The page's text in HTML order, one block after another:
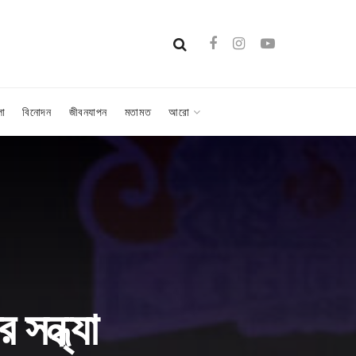
বিনোদন জীবনযাপন মতামত আরো